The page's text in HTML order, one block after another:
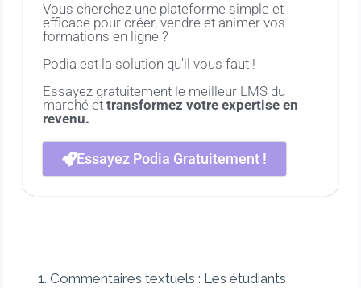
Vous cherchez une plateforme simple et
efficace pour créer, vendre et animer vos
formations en ligne ?
Podia est la solution qu'il vous faut !
Essayez gratuitement le meilleur LMS du
marché ettransformez votre expertise en
revenu.
Essayez Podia Gratuitement !
Commentaires textuels : Les étudiants